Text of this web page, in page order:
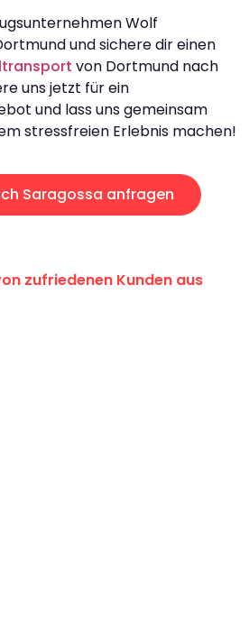
Wolf
und sichere dir einen
von Dortmund nach
uns jetzt für ein
und lass uns gemeinsam
stressfreien Erlebnis machen!
Saragossa anfragen
zufriedenen Kunden aus